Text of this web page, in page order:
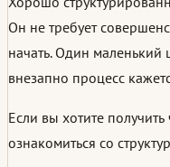
Он не требует
начать. Один маленький
внезапно процесс
Если вы хотите
ознакомиться со